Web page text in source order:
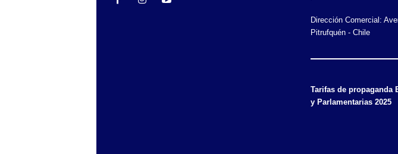
Dirección Comercial:
Pitrufquén - Chile
Tarifas de propaganda
y Parlamentarias 2025